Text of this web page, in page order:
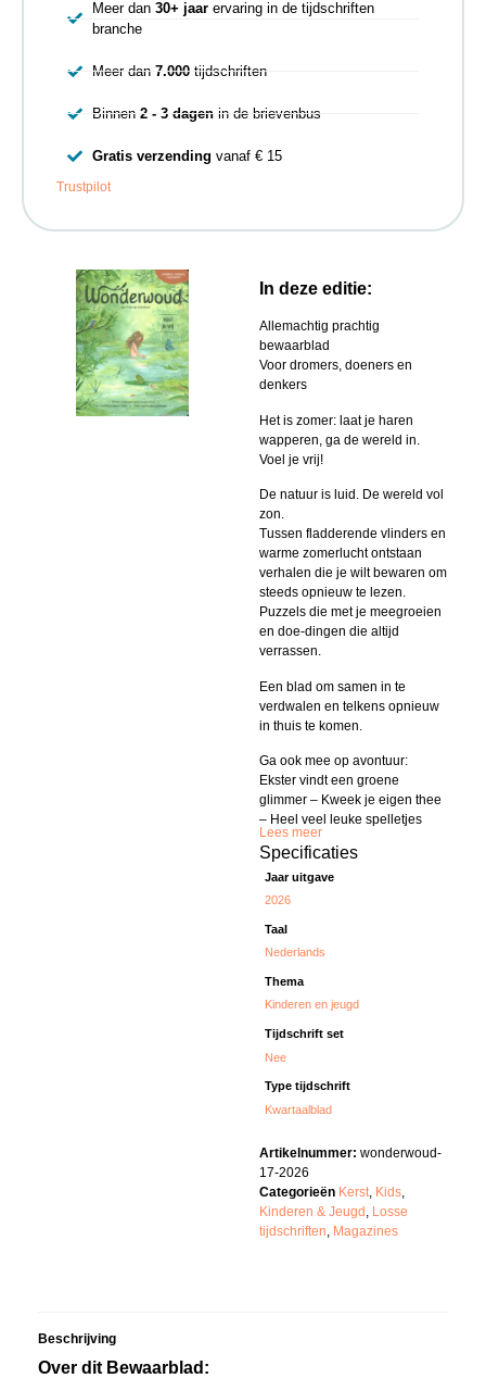
In deze editie:
Allemachtig prachtig
bewaarblad
Voor dromers, doeners en
denkers
Het is zomer: laat je haren
wapperen, ga de wereld in.
Voel je vrij!
De natuur is luid. De wereld vol
zon.
Tussen fladderende vlinders en
warme zomerlucht ontstaan
verhalen die je wilt bewaren om
steeds opnieuw te lezen.
Puzzels die met je meegroeien
en doe-dingen die altijd
verrassen.
Een blad om samen in te
verdwalen en telkens opnieuw
in thuis te komen.
Ga ook mee op avontuur:
Ekster vindt een groene
glimmer – Kweek je eigen thee
– Heel veel leuke spelletjes
Lees meer
Specificaties
Jaar uitgave
2026
Taal
Nederlands
Thema
Kinderen en jeugd
Tijdschrift set
Nee
Type tijdschrift
Kwartaalblad
Artikelnummer: wonderwoud-
17-2026
Categorieën Kerst Kids
Kinderen & Jeugd Losse
tijdschriften Magazines
Beschrijving
Over dit Bewaarblad:
Meer dan 30+ jaarervaring in de tijdschriften
branche
Meer dan 7.000tijdschriften
Binnen 2 - 3 dagenin de brievenbus
Gratis verzending vanaf € 15
Trustpilot